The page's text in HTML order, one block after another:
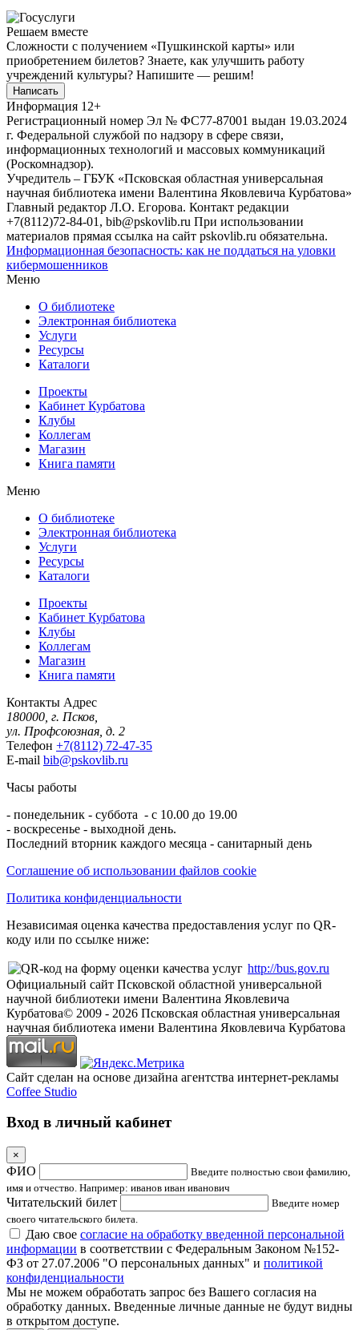
Решаем вместе
Сложности с получением «Пушкинской карты» или
приобретением билетов? Знаете, как улучшить работу
учреждений культуры? Напишите — решим!
Написать
Информация 12+
Регистрационный номер Эл № ФС77-87001 выдан 19.03.2024
г. Федеральной службой по надзору в сфере связи,
информационных технологий и массовых коммуникаций
(Роскомнадзор).
Учредитель – ГБУК «Псковская областная универсальная
научная библиотека имени Валентина Яковлевича Курбатова»
Главный редактор Л.О. Егорова. Контакт редакции
+7(8112)72-84-01, bib@pskovlib.ru При использовании
материалов прямая ссылка на сайт pskovlib.ru обязательна.
Информационная безопасность: как не поддаться на уловки
кибермошенников
Меню
О библиотеке
Электронная библиотека
Услуги
Ресурсы
Каталоги
Проекты
Кабинет Курбатова
Клубы
Коллегам
Магазин
Книга памяти
Меню
О библиотеке
Электронная библиотека
Услуги
Ресурсы
Каталоги
Проекты
Кабинет Курбатова
Клубы
Коллегам
Магазин
Книга памяти
Контакты Адрес
180000, г. Псков,
ул. Профсоюзная, д. 2
Телефон +7(8112) 72-47-35
E-mail bib@pskovlib.ru
Часы работы
- понедельник - суббота - с 10.00 до 19.00
- воскресенье - выходной день.
Последний вторник каждого месяца - санитарный день
Соглашение об использовании файлов cookie
Политика конфиденциальности
Независимая оценка качества предоставления услуг по QR-
коду или по ссылке ниже:
http://bus.gov.ru
Официальный сайт Псковской областной универсальной
научной библиотеки имени Валентина Яковлевича
Курбатова© 2009 - 2026 Псковская областная универсальная
научная библиотека имени Валентина Яковлевича Курбатова
Сайт сделан на основе дизайна агентства интернет-рекламы
Coffee Studio
Вход в личный кабинет
×
ФИО
Введите полностью свои фамилию,
имя и отчество. Например: иванов иван иванович
Читательский билет
Введите номер
своего читательского билета.
Даю свое согласие на обработку введенной персональной
информации в соответствии с Федеральным Законом №152-
ФЗ от 27.07.2006 "О персональных данных" и политикой
конфиденциальности
Мы не можем обработать запрос без Вашего согласия на
обработку данных. Введенные личные данные не будут видны
в открытом доступе.